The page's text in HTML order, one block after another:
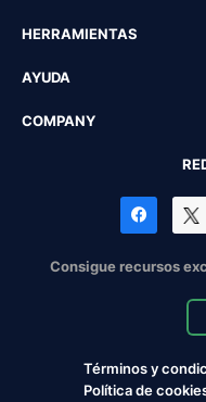
HERRAMIENTAS
AYUDA
COMPANY
Consigue recursos
Términos y
Política de